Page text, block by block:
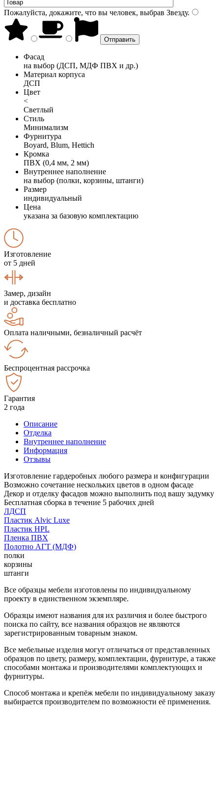
Пожалуйста, докажите, что вы человек, выбрав Звезду.
Фасад
на выбор (ДСП, МДФ ПВХ и др.)
Материал корпуса
ДСП
Цвет
<
Светлый
Стиль
Минимализм
Фурнитура
Boyard, Blum, Hettich
Кромка
ПВХ (0,4 мм, 2 мм)
Внутреннее наполнение
на выбор (полки, корзины, штанги)
Размер
индивидуальный
Цена
указана за базовую комплектацию
Изготовление
от 5 дней
Замер, дизайн
и доставка бесплатно
Оплата наличными, безналичный расчёт
Беспроцентная рассрочка
Гарантия
2 года
Описание
Отделка
Внутреннее наполнение
Информация
Отзывы
Изготовление гардеробных любого размера и конфигурации
Возможно сочетание нескольких цветов в одном фасаде
Декор и отделку фасадов можно выполнить под вашу задумку
Бесплатная сборка в течение 5 рабочих дней
ЛДСП
Пластик Alvic Luxe
Пластик HPL
Пленка ПВХ
Полотно АГТ (МДФ)
полки
корзины
штанги
Все образцы мебели изготовлены по индивидуальному
проекту в единственном экземпляре.
Образцы имеют названия для их различия и более быстрого
поиска по сайту, все названия образцов не являются
зарегистрированным товарным знаком.
Все мебельные изделия могут отличаться от представленных
образцов по цвету, размеру, комплектации, фурнитуре, а также
способами монтажа и производителями комплектующих и
фурнитуры.
Способ монтажа и крепёж мебели по индивидуальному заказу
выбирается производителем по возможности её применения.